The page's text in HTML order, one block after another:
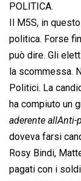
POLITICA.
Il M5S, in
politica. Forse
può dire. Gli
la scommessa.
Politici. La
ha compiuto un
aderente
doveva farsi
Rosy Bindi,
pagati con i